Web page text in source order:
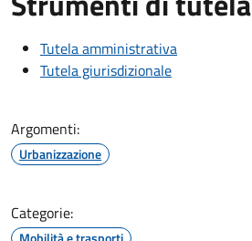
Tutela amministrativa
Tutela giurisdizionale
Argomenti:
Urbanizzazione
Categorie: